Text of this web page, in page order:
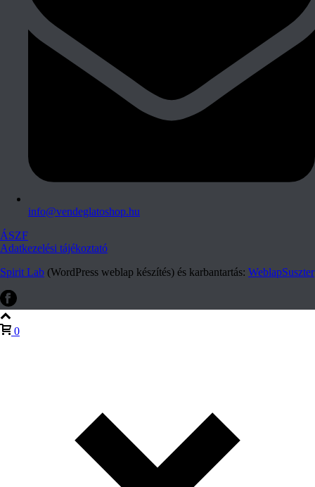
info@vendeglatoshop.hu
ÁSZF
Adatkezelési tájékoztató
Spirit Lab (WordPress weblap készítés) és karbantartás: WeblapSuszter
0